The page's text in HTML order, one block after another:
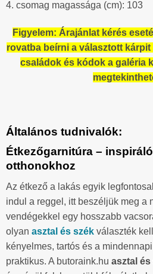
4. csomag magassága (cm): 103
Figyelem: Árajánlat kérés
rovatba beírni a választott
családok és kódok a galéria
Általános tudnivalók:
Étkezőgarnitúra –
otthonokhoz
Az étkező a lakás egyik
indul a reggel, itt beszéljük meg a
vendégekkel egy hosszabb
olyan asztal és szék választék
kényelmes, tartós és a
praktikus. A butoraink.hu asztal és